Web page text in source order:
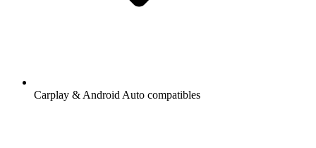
Carplay & Android Auto compatibles